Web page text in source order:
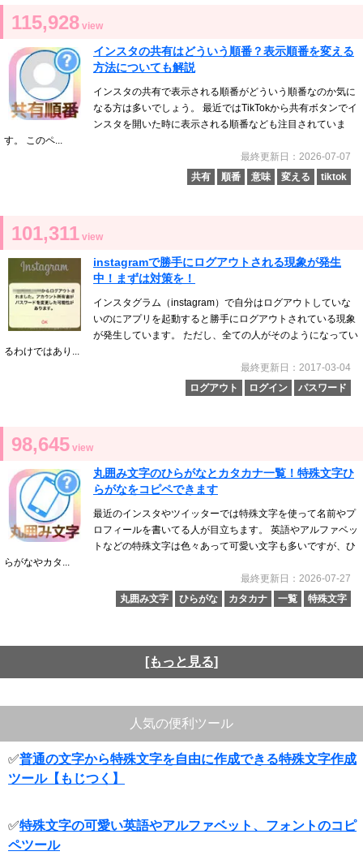
115,928 view
インスタの共有はどういう順番？表示順番を変える
方法についても解説
インスタの共有で表示される順番がどういう順番なのか気に
なる方は多いでしょう。 最近ではTikTokから共有ボタンでイ
ンスタを開いた時に表示される順番なども注目されていま
す。 このペ...
最終更新日：2026-07-07
共有
順番 意味 変える tiktok
101,311 view
instagramで勝手にログアウトされる現象が発生
中！まずは対策を！
インスタグラム（instagram）で自分はログアウトしていな
いのにアプリを起動すると勝手にログアウトされている現象
が発生しています。 ただし、全ての人がそのようになってい
るわけではあり...
最終更新日：2017-03-04
ログアウト
ログイン パスワード
98,645 view
丸囲み文字のひらがなとカタカナ一覧！特殊文字ひ
らがなをコピペできます
最近のインスタやツイッターでは特殊文字を使って名前やプ
ロフィールを書いてる人が目立ちます。 英語やアルファベッ
トなどの特殊文字は色々あって可愛い文字も多いですが、ひ
らがなやカタ...
最終更新日：2026-07-27
丸囲み文字
ひらがな カタカナ 一覧 特殊文字
[もっと見る]
人気の便利ツール
✅普通の文字から特殊文字を自由に作成できる特殊文字作成
ツール【もじつく】
✅特殊文字の可愛い英語やアルファベット、フォントのコピ
ペツール